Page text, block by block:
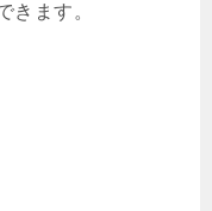
きます。